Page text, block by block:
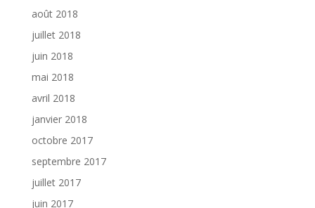
août 2018
juillet 2018
juin 2018
mai 2018
avril 2018
janvier 2018
octobre 2017
septembre 2017
juillet 2017
juin 2017